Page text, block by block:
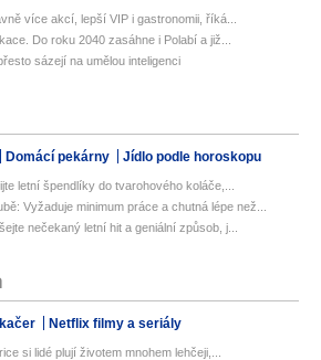
více akcí, lepší VIP i gastronomii, říká...
Do roku 2040 zasáhne i Polabí a již...
sázejí na umělou inteligenci
Domácí pekárny Jídlo podle horoskopu
letní špendlíky do tvarohového koláče,...
Vyžaduje minimum práce a chutná lépe než...
nečekaný letní hit a geniální způsob, j...
Netflix filmy a seriály
si lidé plují životem mnohem lehčeji,...